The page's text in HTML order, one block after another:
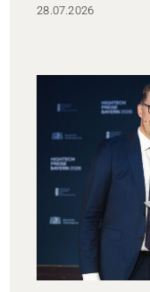
28.07.2026